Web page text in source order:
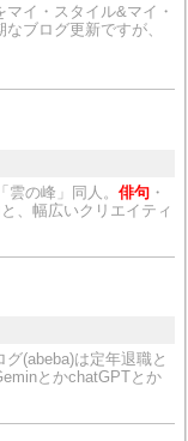
イ・スタイル&マイ・
ブログ更新ですが、
雲の峰」同人。俳句 ・
、幅広いクリエイティ
(abeba)は定年退職と
とかchatGPTとか